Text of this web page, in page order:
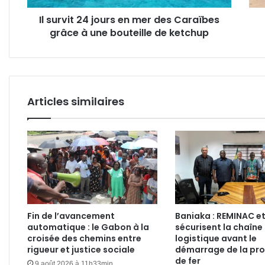
grâce
de
Il survit 24 jours en mer des Caraïbes
grâce à une bouteille de ketchup
Articles similaires
Fin de l’avancement
automatique : le Gabon à la
croisée des chemins entre
rigueur et justice sociale
Baniaka : REMINAC
sécurisent la chaîne
logistique avant le
démarrage de la
de fer